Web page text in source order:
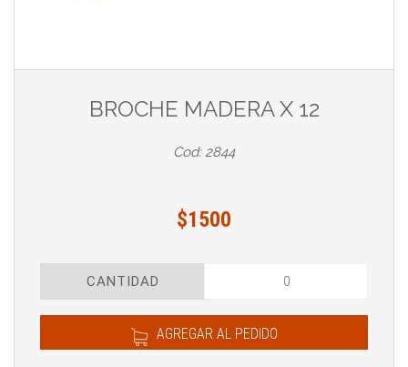
BROCHE MADERA X 12
Cod: 2844
$1500
CANTIDAD
AGREGAR AL PEDIDO